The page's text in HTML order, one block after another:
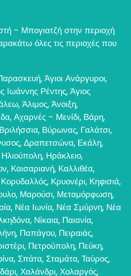
- Μπογιατζή στην περιοχή
όλες τις περιοχές που
, Άγιοι Ανάργυροι,
Ιωάννης Ρέντης, Άγιος
, Άλιμος, Άνοιξη,
, Αχαρνές - Μενίδι, Βάρη,
Βριλήσσια, Βύρωνας, Γαλάτσι,
, Δραπετσώνα, Εκάλη,
Ηλιούπολη, Ηράκλειο,
, Καισαριανή, Καλλιθέα,
Κορυδαλλός, Κρυονέρι, Κηφισιά,
, Μαρούσι, Μεταμόρφωση,
, Νέα Ιωνία, Νέα Σμύρνη, Νέα
, Νίκαια, Παιανία,
, Παπάγου, Πειραιάς,
, Πετρούπολη, Πεύκη,
, Σπάτα, Σταμάτα, Ταύρος,
, Χαλάνδρι, Χολαργός,